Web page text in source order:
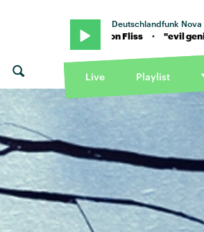
Deutschlandfunk Nova
genius" von Fliss · "evil genius" von Fliss
Live Playlist